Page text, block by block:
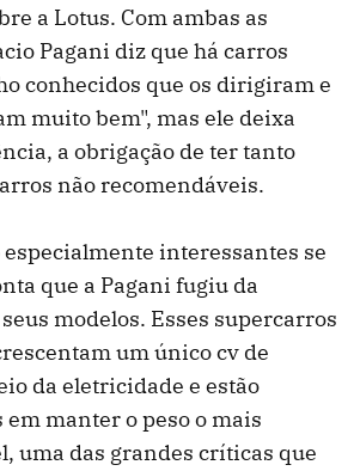
a Lotus. Com ambas as
Pagani diz que há carros
conhecidos que os dirigiram e
muito bem", mas ele deixa
a obrigação de ter tanto
não recomendáveis.
especialmente interessantes se
que a Pagani fugiu da
modelos. Esses supercarros
um único cv de
da eletricidade e estão
manter o peso o mais
uma das grandes críticas que